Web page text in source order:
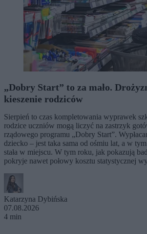
„Dobry Start” to za mało.
kieszenie rodziców
Sierpień to czas kompletowania wyprawek
rodzice uczniów mogą liczyć na zastrzyk
rządowego programu „Dobry Start”.
dziecko – jest taka sama od ośmiu lat, a w
stała w miejscu. W tym roku, jak pokazują
pokryje nawet połowy kosztu statystycznej
Katarzyna Dybińska
07.08.2026
4 min